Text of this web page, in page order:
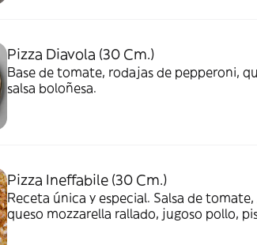
Pizza Diavola (30 Cm.)
Base de tomate, rodajas de pepperoni,
salsa boloñesa.
Pizza Ineffabile (30 Cm.)
Receta única y especial. Salsa de
queso mozzarella rallado, jugoso pollo,